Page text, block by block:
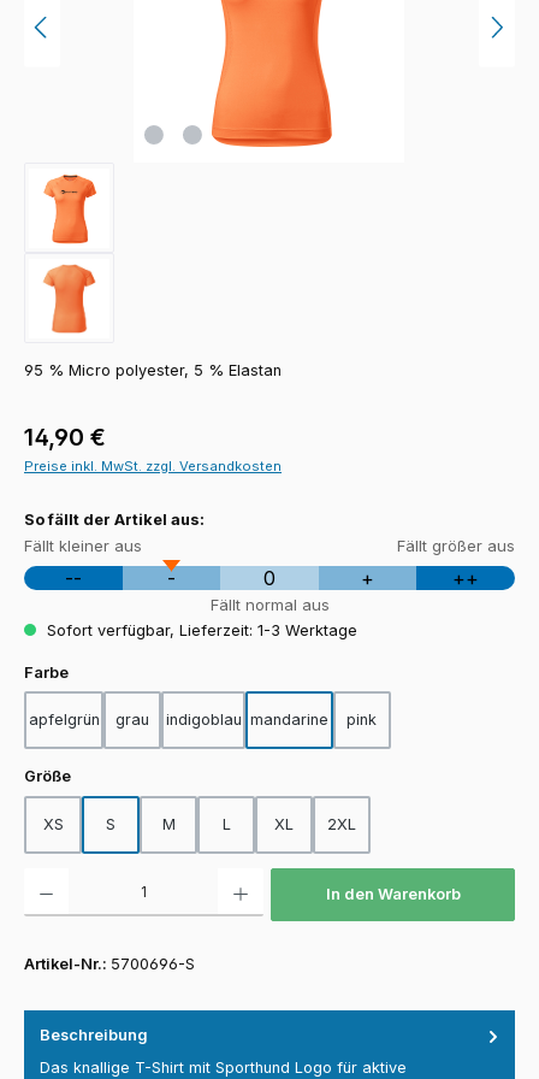
95 % Micro polyester, 5 % Elastan
Regulärer Preis:
14,90 €
Preise inkl. MwSt. zzgl. Versandkosten
So fällt der Artikel aus:
Fällt kleiner aus Fällt größer aus
-- - 0 + ++
Fällt normal aus
Sofort verfügbar, Lieferzeit: 1-3 Werktage
Farbeauswählen
apfelgrün grau indigoblau mandarine pink
Größeauswählen
XS S M L XL 2XL
In den Warenkorb
Artikel-Nr.: 5700696-S
Beschreibung
Das knallige T-Shirt mit Sporthund Logo für aktive